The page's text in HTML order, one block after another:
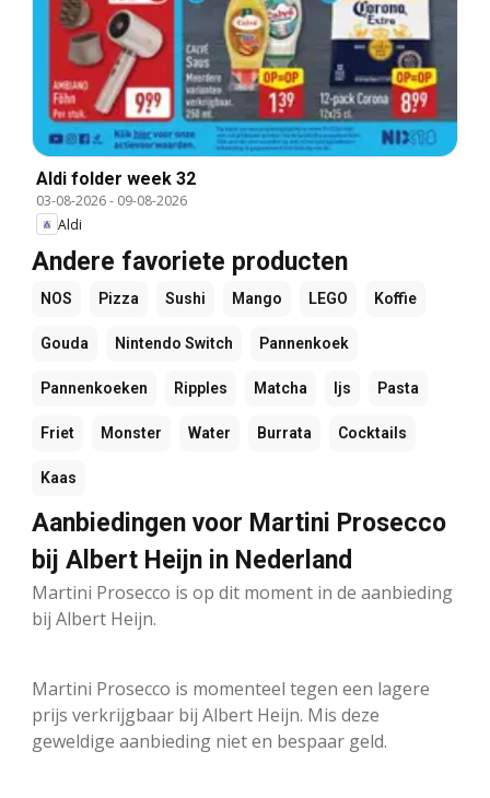
Aldi folder week 32
03-08-2026- 09-08-2026
Aldi
Andere favoriete producten
NOS Pizza Sushi Mango LEGO Koffie
Gouda Nintendo Switch Pannenkoek
Pannenkoeken Ripples Matcha Ijs Pasta
Friet Monster Water Burrata Cocktails
Kaas
Aanbiedingen voor Martini Prosecco
bij Albert Heijn in Nederland
Martini Prosecco is op dit moment in de aanbieding
bij Albert Heijn.
Martini Prosecco is momenteel tegen een lagere
prijs verkrijgbaar bij Albert Heijn. Mis deze
geweldige aanbieding niet en bespaar geld.